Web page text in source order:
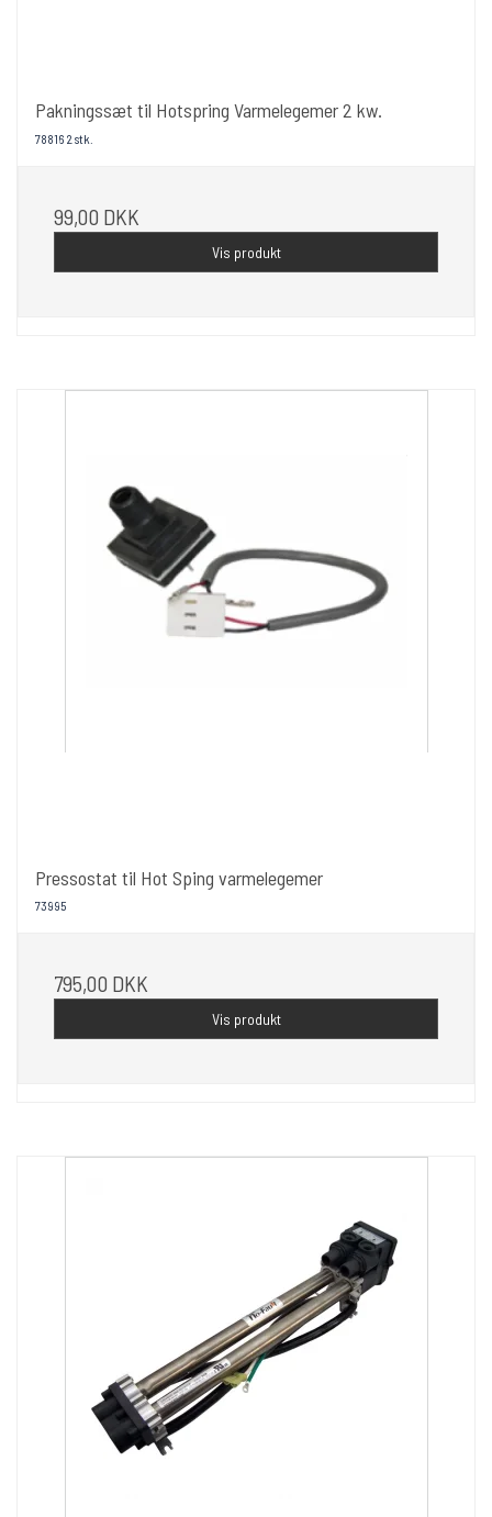
Pakningssæt til Hotspring Varmelegemer 2 kw.
78816 2 stk.
99,00 DKK
Vis produkt
Pressostat til Hot Sping varmelegemer
73995
795,00 DKK
Vis produkt